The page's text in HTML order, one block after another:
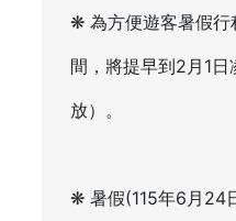
❋ 為方便遊客暑假行
間，將提早到2月1
放）。
❋ 暑假(115年6月24